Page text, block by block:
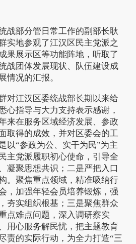
战部分管日常工作的副部长耿
实地参观了江汉区民主党派之
果展示区等功能阵地，听取了
战团体发展现状、队伍建设成
情况的汇报。
对江汉区委统战部长期以来给
心指导与大力支持表示感谢，
来在服务区域经济发展、参政
取得的成效，并对区委会的工
以“参政为公、实干为民”为主
主党派履职初心使命，引导全
凝聚思想共识；二是严把入口
。聚焦重点领域，精准吸纳行
，加强年轻会员培养锻炼，强
夯实组织根基；三是聚焦群众
点难点问题，深入调研察实
用心服务解民忧，把主题教育
责的实际行动，为全力打造“三